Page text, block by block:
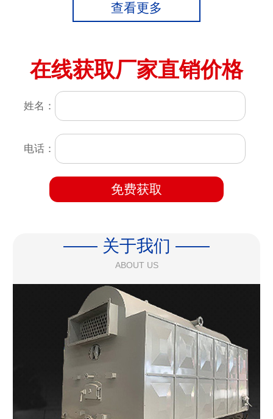
查看更多
在线获取厂家直销价格
姓名：
电话：
免费获取
—— 关于我们 ——
ABOUT US